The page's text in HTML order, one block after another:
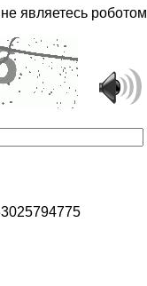
являетесь роботом